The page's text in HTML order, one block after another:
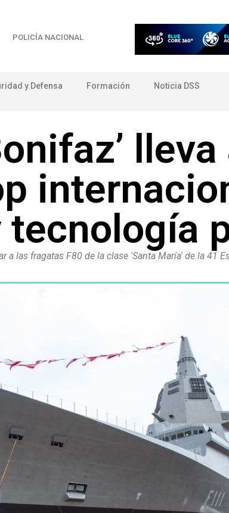
POLICÍA NACIONAL
y Defensa Formación Noticia DSS
tecnología
a las fragatas F80 de la clase 'Santa María' de la 41